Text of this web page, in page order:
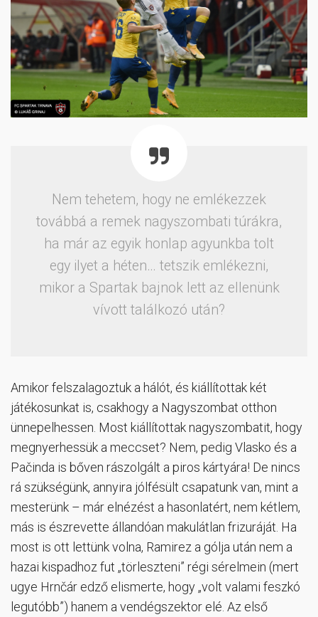
Nem tehetem, hogy ne emlékezzek
továbbá a remek nagyszombati túrákra,
ha már az egyik honlap agyunkba tolt
egy ilyet a héten… tetszik emlékezni,
mikor a Spartak bajnok lett az ellenünk
vívott találkozó után?
Amikor felszalagoztuk a hálót, és kiállítottak két
játékosunkat is, csakhogy a Nagyszombat otthon
ünnepelhessen. Most kiállítottak nagyszombatit, hogy
megnyerhessük a meccset? Nem, pedig Vlasko és a
Pačinda is bőven rászolgált a piros kártyára! De nincs
rá szükségünk, annyira jólfésült csapatunk van, mint a
mesterünk – már elnézést a hasonlatért, nem kétlem,
más is észrevette állandóan makulátlan frizuráját. Ha
most is ott lettünk volna, Ramirez a gólja után nem a
hazai kispadhoz fut „törleszteni” régi sérelmein (mert
ugye Hrnčár edző elismerte, hogy „volt valami feszkó
legutóbb”) hanem a vendégszektor elé. Az első